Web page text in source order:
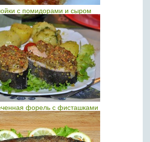
c помидорами и сыром
форель с фисташками